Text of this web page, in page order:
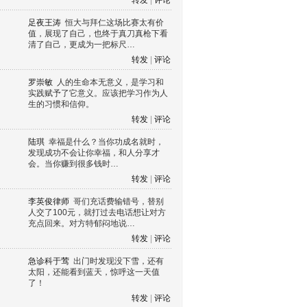
足夜王涛 恒大与拜仁这场比赛太有价
值，展现了自己，也终于真刀真枪下看
清了自己，更成为一把标尺…
转发
评论
罗崇敏 人的生命本无意义，是学习和
实践赋予了它意义。应该把学习作为人
生的习惯和信仰。
转发
评论
陆琪 幸福是什么？当你功成名就时，
发现成功不会让你幸福，和人分享才
会。当你赚到很多钱时…
转发
评论
李英俊律师 哥们充话费输错号，替别
人交了100元，就打过去电话想让对方
充点回来。对方特郁闷地说…
转发
评论
急诊科于莺 出门时发现没下雪，还有
太阳，还能看到蓝天，惊呼这一天值
了！
转发
评论